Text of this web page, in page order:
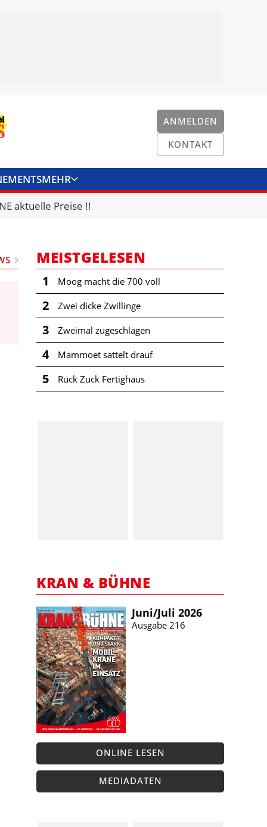
ANMELDEN
KONTAKT
MEHR
KONTAKT
aktuelle Preise !!
MEISTGELESEN
1 Moog macht die 700 voll
2 Zwei dicke Zwillinge
3 Zweimal zugeschlagen
4 Mammoet sattelt drauf
5 Ruck Zuck Fertighaus
KRAN & BÜHNE
Juni/​Juli 2026
Ausgabe 216
ONLINE LESEN
MEDIADATEN